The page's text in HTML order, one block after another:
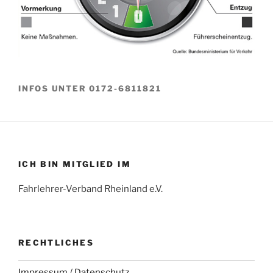
INFOS UNTER 0172-6811821
ICH BIN MITGLIED IM
Fahrlehrer-Verband Rheinland e.V.
RECHTLICHES